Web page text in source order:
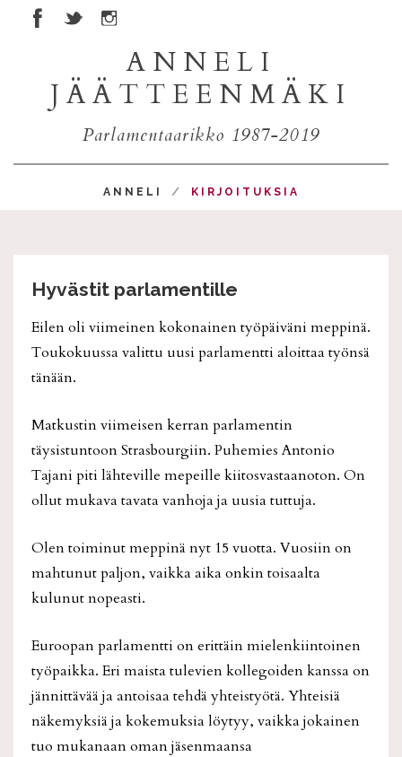
ANNELI
JÄÄTTEENMÄKI
Parlamentaarikko 1987-2019
ANNELI KIRJOITUKSIA
Hyvästit parlamentille
Eilen oli viimeinen kokonainen työpäiväni meppinä.
Toukokuussa valittu uusi parlamentti aloittaa työnsä
tänään.
Matkustin viimeisen kerran parlamentin
täysistuntoon Strasbourgiin. Puhemies Antonio
Tajani piti lähteville mepeille kiitosvastaanoton. On
ollut mukava tavata vanhoja ja uusia tuttuja.
Olen toiminut meppinä nyt 15 vuotta. Vuosiin on
mahtunut paljon, vaikka aika onkin toisaalta
kulunut nopeasti.
Euroopan parlamentti on erittäin mielenkiintoinen
työpaikka. Eri maista tulevien kollegoiden kanssa on
jännittävää ja antoisaa tehdä yhteistyötä. Yhteisiä
näkemyksiä ja kokemuksia löytyy, vaikka jokainen
tuo mukanaan oman jäsenmaansa